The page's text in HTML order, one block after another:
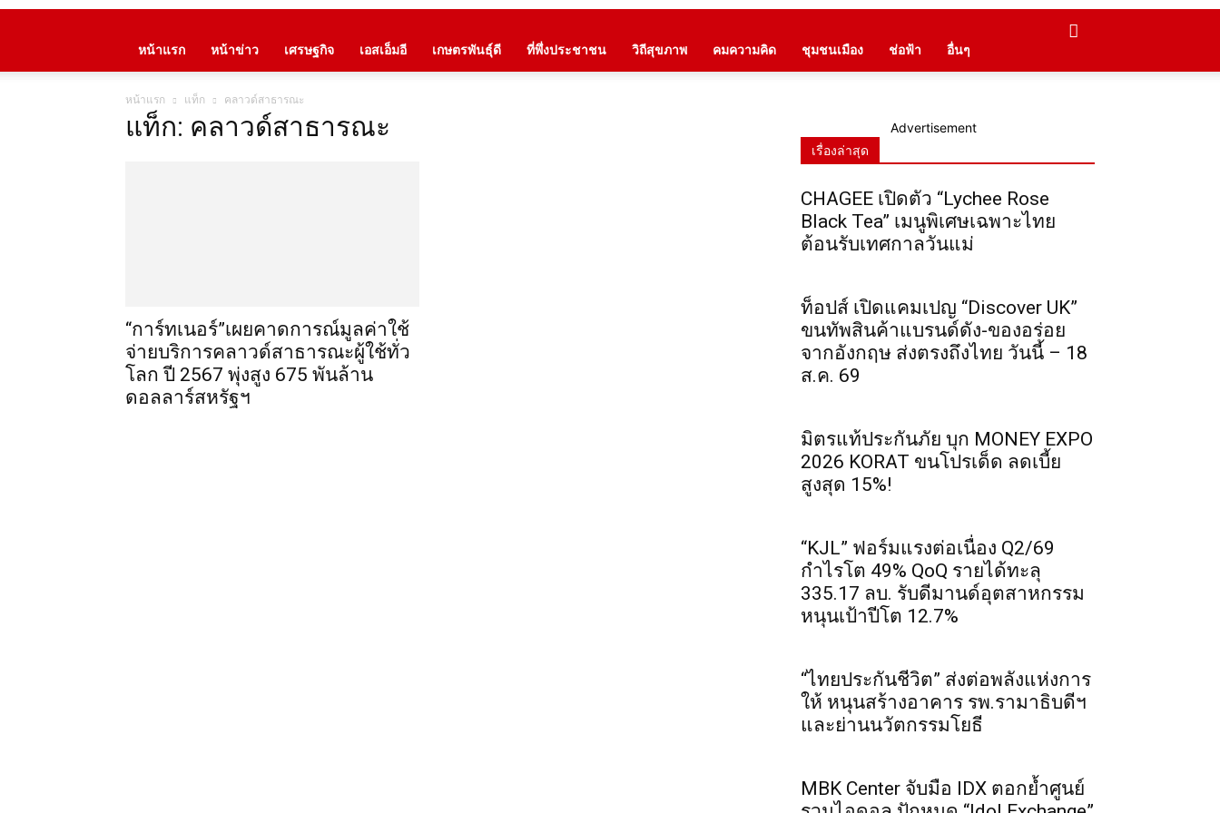
หน้าแรก หน้าข่าว เศรษฐกิจ เอสเอ็มอี เกษตรพันธุ์ดี ที่พึ่งประชาชน วิถีสุขภาพ คมความคิด ชุมชนเมือง ช่อฟ้า อื่นๆ
หน้าแรก แท็ก คลาวด์สาธารณะ
แท็ก: คลาวด์สาธารณะ
“การ์ทเนอร์”เผยคาดการณ์มูลค่าใช้
จ่ายบริการคลาวด์สาธารณะผู้ใช้ทั่ว
โลก ปี 2567 พุ่งสูง 675 พันล้าน
ดอลลาร์สหรัฐฯ
Advertisement
เรื่องล่าสุด
CHAGEE เปิดตัว “Lychee Rose
Black Tea” เมนูพิเศษเฉพาะไทย
ต้อนรับเทศกาลวันแม่
ท็อปส์ เปิดแคมเปญ “Discover UK”
ขนทัพสินค้าแบรนด์ดัง-ของอร่อย
จากอังกฤษ ส่งตรงถึงไทย วันนี้ – 18
ส.ค. 69
มิตรแท้ประกันภัย บุก MONEY EXPO
2026 KORAT ขนโปรเด็ด ลดเบี้ย
สูงสุด 15%!
“KJL” ฟอร์มแรงต่อเนื่อง Q2/69
กำไรโต 49% QoQ รายได้ทะลุ
335.17 ลบ. รับดีมานด์อุตสาหกรรม
หนุนเป้าปีโต 12.7%
“ไทยประกันชีวิต” ส่งต่อพลังแห่งการ
ให้ หนุนสร้างอาคาร รพ.รามาธิบดีฯ
และย่านนวัตกรรมโยธี
MBK Center จับมือ IDX ตอกย้ำศูนย์